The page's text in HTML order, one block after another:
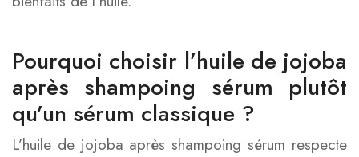
Pourquoi choisir l’huile de jojoba
après shampoing sérum plutôt
qu’un sérum classique ?
L’huile de jojoba après shampoing sérum respecte